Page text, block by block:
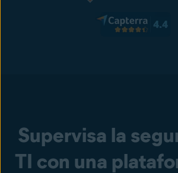
Supervisa la
TI con una